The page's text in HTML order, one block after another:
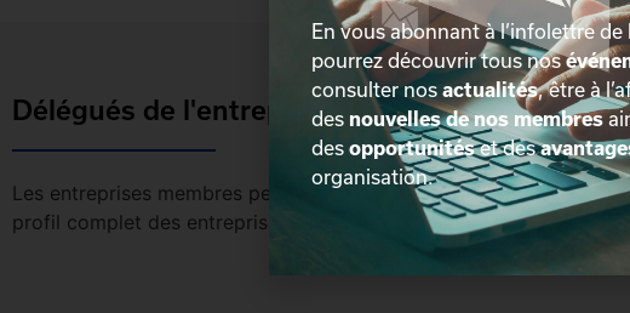
Délégués de l'entreprise
Les entreprises membres peuvent bénéficier d’une version plus
profil complet des entreprises incluant les coordonnées des
En vous abonnant à l’infolettre de
pourrez découvrir tous nos
consulter nosactualités, être à
des nouvelles de nos membres
des opportunitéset des
organisation.